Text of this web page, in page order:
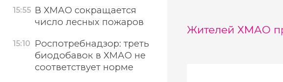
Жителей ХМАО
15:55 В ХМАО сокращается
число лесных пожаров
15:10 Роспотребнадзор: треть
биодобавок в ХМАО не
соответствует норме